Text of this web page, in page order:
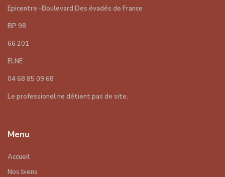
Epicentre -Boulevard Des évadés de France
BP 98
66 201
ELNE
04 68 85 09 68
Le professionel ne détient pas de site.
Menu
Accueil
Nos biens